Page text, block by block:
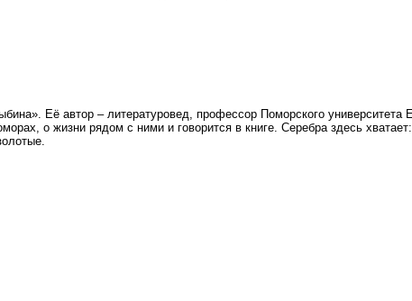
Её автор – литературовед, профессор Поморского
о жизни рядом с ними и говорится в книге. Серебра здесь